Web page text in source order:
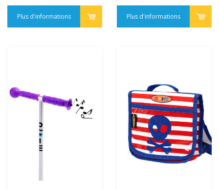
Plus d'informations Plus d'informations